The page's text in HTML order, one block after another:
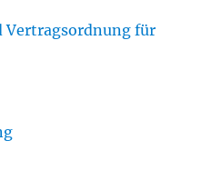
Vertragsordnung für